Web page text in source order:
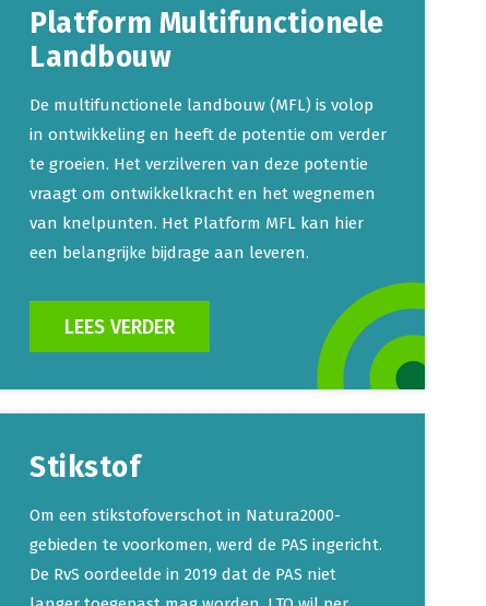
Platform Multifunctionele
Landbouw
De multifunctionele landbouw (MFL) is volop
in ontwikkeling en heeft de potentie om verder
te groeien. Het verzilveren van deze potentie
vraagt om ontwikkelkracht en het wegnemen
van knelpunten. Het Platform MFL kan hier
een belangrijke bijdrage aan leveren.
LEES VERDER
Stikstof
Om een stikstofoverschot in Natura2000-
gebieden te voorkomen, werd de PAS ingericht.
De RvS oordeelde in 2019 dat de PAS niet